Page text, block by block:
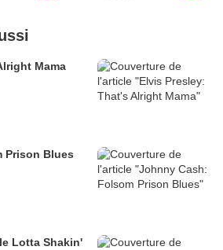
Mama
Prison Blues
Lotta Shakin'